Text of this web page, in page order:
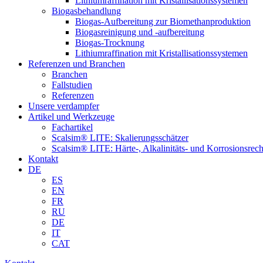
Biogasbehandlung
Biogas-Aufbereitung zur Biomethanproduktion
Biogasreinigung und -aufbereitung
Biogas-Trocknung
Lithiumraffination mit Kristallisationssystemen
Referenzen und Branchen
Branchen
Fallstudien
Referenzen
Unsere verdampfer
Artikel und Werkzeuge
Fachartikel
Scalsim® LITE: Skalierungsschätzer
Scalsim® LITE: Härte-, Alkalinitäts- und
Kontakt
DE
ES
EN
FR
RU
DE
IT
CAT